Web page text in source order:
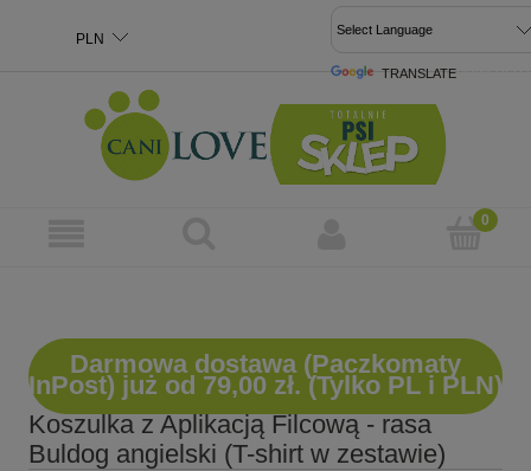
TRANSLATE
Darmowa dostawa (Paczkomaty
InPost) już od 79,00 zł. (Tylko PL i PLN)
Koszulka z Aplikacją Filcową - rasa
Buldog angielski (T-shirt w zestawie)